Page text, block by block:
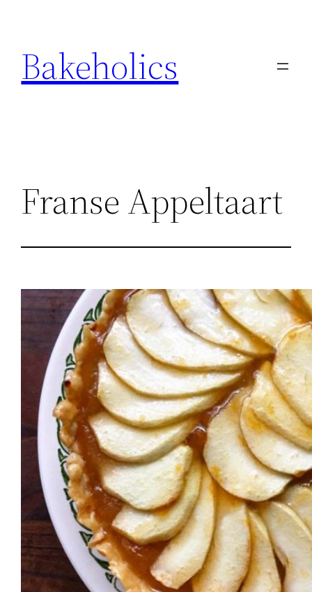
inhoud
Bakeholics
Franse Appeltaart